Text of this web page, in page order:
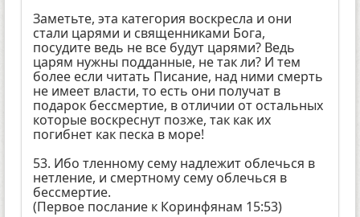
Заметьте, эта категория воскресла и они
стали царями и священниками Бога,
посудите ведь не все будут царями? Ведь
царям нужны подданные, не так ли? И тем
более если читать Писание, над ними смерть
не имеет власти, то есть они получат в
подарок бессмертие, в отличии от остальных
которые воскреснут позже, так как их
погибнет как песка в море!
53. Ибо тленному сему надлежит облечься в
нетление, и смертному сему облечься в
бессмертие.
(Первое послание к Коринфянам 15:53)